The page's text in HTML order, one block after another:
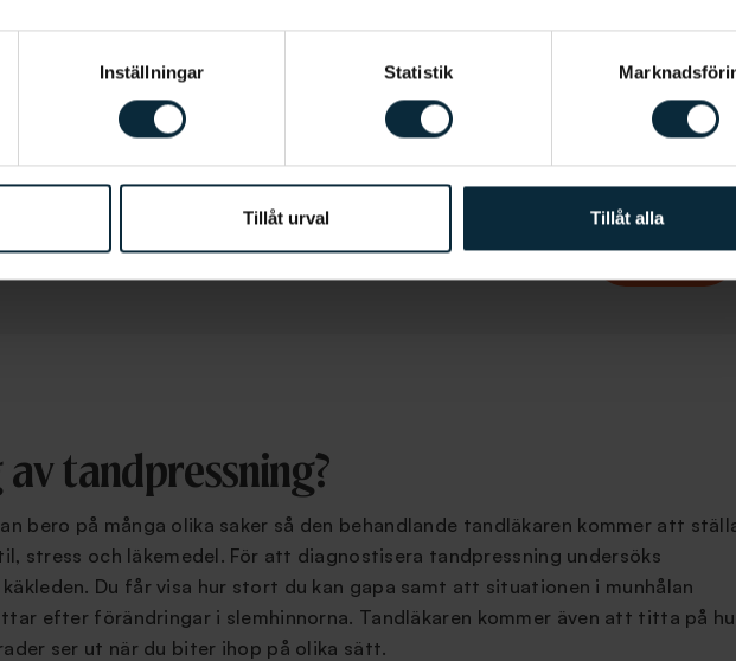
Inställningar Statistik
Tillåt urval Tillåt alla
till att Aqua Dental får göra utskick till mig för deras tjänster och produkter.
att klicka nedan, att ni sparar och hanterar mina personuppgifter i
tandpressning?
bero på många olika saker så den behandlande tandläkaren kommer att
stress och läkemedel. För att diagnostisera tandpressning undersöks
Du får visa hur stort du kan gapa samt att situationen i munhålan
efter förändringar i slemhinnorna. Tandläkaren kommer även att titta på
ser ut när du biter ihop på olika sätt.